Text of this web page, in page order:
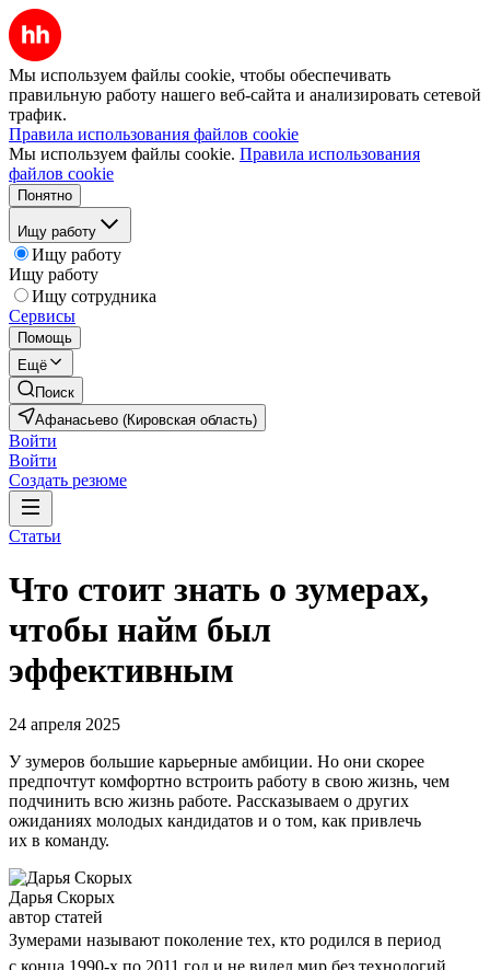
Мы используем файлы cookie, чтобы обеспечивать
правильную работу нашего веб-сайта и анализировать сетевой
трафик.
Правила использования файлов cookie
Мы используем файлы cookie. Правила использования
файлов cookie
Понятно
Ищу работу
Ищу работу
Ищу работу
Ищу сотрудника
Сервисы
Помощь
Ещё
Поиск
Афанасьево (Кировская область)
Войти
Войти
Создать резюме
Статьи
Что стоит знать о зумерах,
чтобы найм был
эффективным
24 апреля 2025
У зумеров большие карьерные амбиции. Но они скорее
предпочтут комфортно встроить работу в свою жизнь, чем
подчинить всю жизнь работе. Рассказываем о других
ожиданиях молодых кандидатов и о том, как привлечь
их в команду.
Дарья Скорых
автор статей
Зумерами называют поколение тех, кто родился в период
с конца 1990-х по 2011 год и не видел мир без технологий.